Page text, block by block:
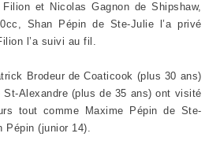
et Nicolas Gagnon de Shipshaw,
Shan Pépin de Ste-Julie l’a privé
l’a suivi au fil.
Brodeur de Coaticook (plus 30 ans)
St-Alexandre (plus de 35 ans) ont visité
tout comme Maxime Pépin de Ste-
Pépin (junior 14).